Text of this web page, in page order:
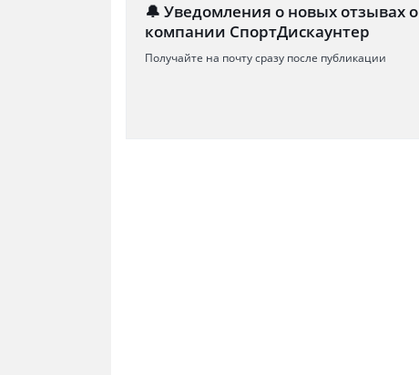
🔔 Уведомления о новых отзывах о
компании СпортДискаунтер
Получайте на почту сразу после публикации